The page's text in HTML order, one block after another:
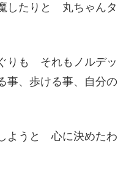
したりと 丸ちゃんタ
りも それもノルデッ
事、歩ける事、自分の
ようと 心に決めたわ